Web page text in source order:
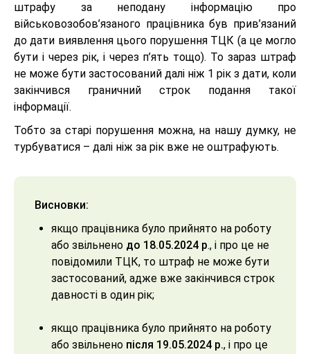
штрафу за неподану інформацію про
військовозобов’язаного працівника був прив’язаний
до дати виявлення цього порушення ТЦК (а це могло
бути і через рік, і через п’ять тощо). То зараз штраф
не може бути застосований далі ніж 1 рік з дати, коли
закінчився граничний строк подання такої
інформації.
Тобто за старі порушення можна, на нашу думку, не
турбуватися – далі ніж за рік вже не оштрафують.
Висновки:
якщо працівника було прийнято на роботу
або звільнено до 18.05.2024 р., і про це не
повідомили ТЦК, то штраф не може бути
застосований, адже вже закінчився строк
давності в один рік;
якщо працівника було прийнято на роботу
або звільнено після 19.05.2024 р., і про це